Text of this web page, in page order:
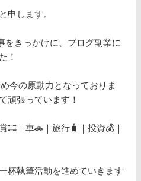
申します。
をきっかけに、ブログ副業に
！
今の原動力となっておりま
頑張っています！
🎞️｜車🚗｜旅行🧳｜投資💰｜
杯執筆活動を進めていきます